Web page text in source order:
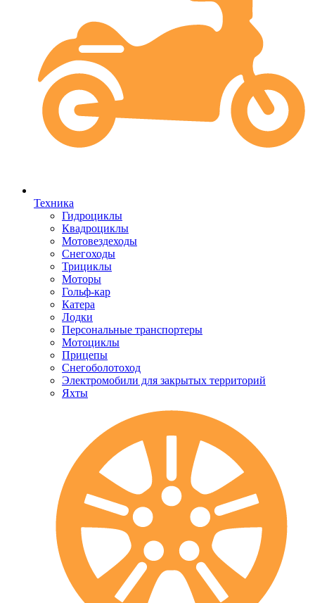
Техника
Гидроциклы
Квадроциклы
Мотовездеходы
Снегоходы
Трициклы
Моторы
Гольф-кар
Катера
Лодки
Персональные транспортеры
Мотоциклы
Прицепы
Снегоболотоход
Электромобили для закрытых территорий
Яхты